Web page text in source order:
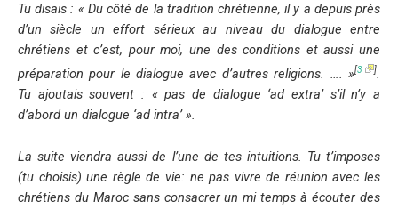
Tu disais : « Du côté de la tradition chrétienne, il y a depuis près
d’un siècle un effort sérieux au niveau du dialogue entre
chrétiens et c’est, pour moi, une des conditions et aussi une
préparation pour le dialogue avec d’autres religions. …. »[3 ].
Tu ajoutais souvent : « pas de dialogue ‘ad extra’ s’il n’y a
d’abord un dialogue ‘ad intra’ ».
La suite viendra aussi de l’une de tes intuitions. Tu t’imposes
(tu choisis) une règle de vie: ne pas vivre de réunion avec les
chrétiens du Maroc sans consacrer un mi temps à écouter des